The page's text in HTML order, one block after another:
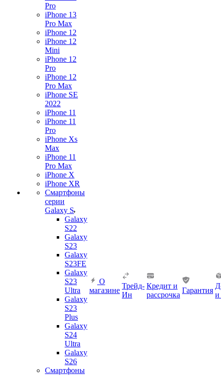
Pro
iPhone 13
Pro Max
iPhone 12
iPhone 12
Mini
iPhone 12
Pro
iPhone 12
Pro Max
iPhone SE
2022
iPhone 11
iPhone 11
Pro
iPhone Xs
Max
iPhone 11
Pro Max
iPhone X
iPhone XR
Смартфоны
серии
Galaxy S
Galaxy
S22
Galaxy
S23
Galaxy
S23FE
Galaxy
S23
Ultra
Galaxy
S23
Plus
Galaxy
S24
Ultra
Galaxy
S26
Смартфоны
О
магазине
Трейд-
Ин
Кредит и
рассрочка
Гарантия
и